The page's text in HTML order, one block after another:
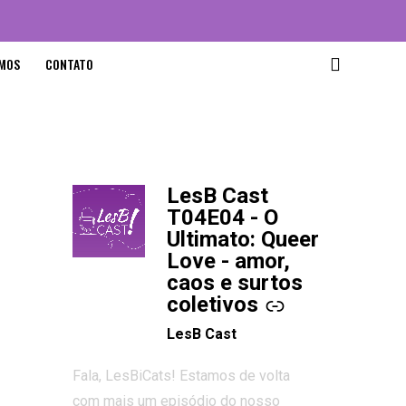
CONTATO
LesB Cast
T04E04 - O
Ultimato: Queer
Love - amor,
caos e surtos
coletivos
-
LesB Cast
Fala, LesBiCats! Estamos de volta
com mais um episódio do nosso